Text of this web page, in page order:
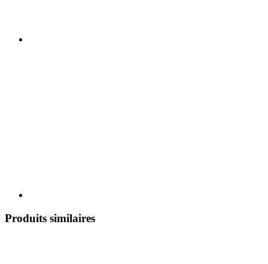
Produits similaires